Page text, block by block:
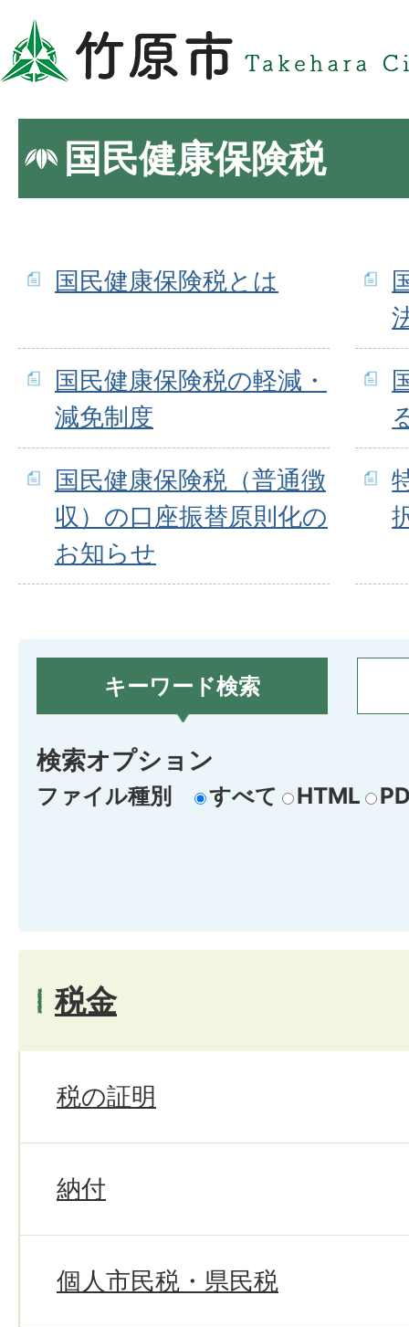
国民健康保険税
国民健康保険税とは
国民健康保険税の軽減・
減免制度
国民健康保険税（普通徴
収）の口座振替原則化の
お知らせ
キーワード検索
検索オプション
ファイル種別 すべて HTML
税金
税の証明
納付
個人市民税・県民税